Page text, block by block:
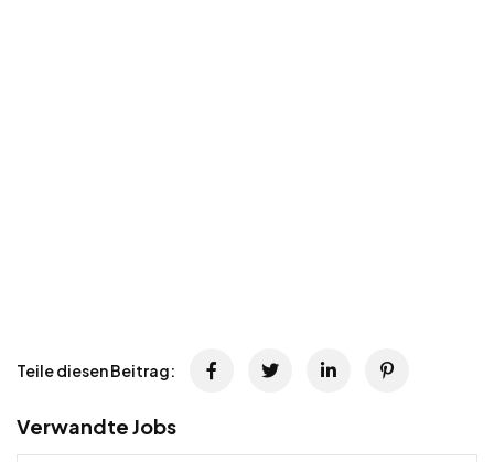
Teile diesen Beitrag:
Verwandte Jobs